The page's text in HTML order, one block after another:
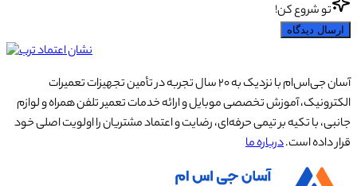
تو شروع کن!
ارسال دیدگاه
آسان جی‌اس‌ام با نزدیک به ۲۰ سال تجربه در تأمین تجهیزات تعمیرات
الکترونیک، آموزش تخصصی موبایل و ارائه خدمات تعمیر تلفن همراه و لوازم
جانبی، با تکیه بر تیمی حرفه‌ای، رضایت و اعتماد مشتریان را اولویت اصلی خود
قرار داده است.درباره ما